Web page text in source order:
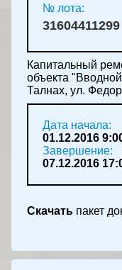
№ лота:
31604411299
Капитальный
объекта
Талнах, ул.
Дата начала:
01.12.2016
Завершение:
07.12.2016
Скачать пакет